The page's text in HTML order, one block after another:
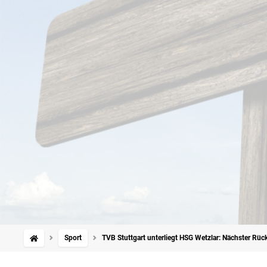
Sport TVB Stuttgart unterliegt HSG Wetzlar: Nächster